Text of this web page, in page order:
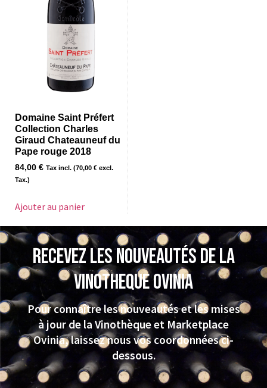
Domaine Saint Préfert
Collection Charles
Giraud Chateauneuf du
Pape rouge 2018
84,00 € Tax incl. (70,00 € excl.
Tax.)
Ajouter au panier
Recevez les nouveautés de la
VINOTHEQUE Ovinia
Pour connaître les nouveautés et les mises
à jour de la Vinothèque et Marketplace
Ovinia, laissez nous vos coordonnées ci-
dessous.